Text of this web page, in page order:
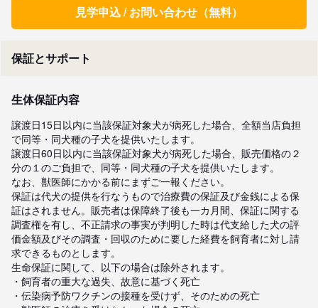
見学申込 / お問い合わせ（無料）
保証とサポート
生体保証内容
譲渡日15日以内に当該保証対象犬が病死した場合、全額当店負担
で同等・同犬種の子犬を提供いたします。
譲渡日60日以内に当該保証対象犬が病死した場合、販売価格の２
分の１のご負担で、同等・同犬種の子犬を提供いたします。
なお、獣医師にかかる前にまずご一報ください。
保証は代犬の提供を行なうもので治療費の保証及び金銭による保
証はされません。販売者は保障終了後も一カ月間、保証に関する
調査権を有し、不正請求の事実が判明した時は代支給した犬の評
価金額及びその調査・回収のために要した経費を飼育者に対し請
求できるものとします。
生命保証に関して、以下の場合は除外されます。
・飼育者の重大な過失、故意に基づく死亡
・伝染病予防ワクチンの接種を受けず、そのための死亡